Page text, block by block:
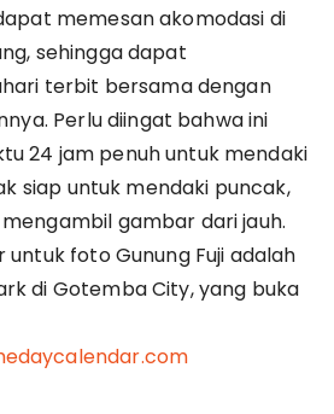
memesan akomodasi di
sehingga dapat
terbit bersama dengan
Perlu diingat bahwa ini
24 jam penuh untuk mendaki
siap untuk mendaki puncak,
gambar dari jauh.
foto Gunung Fuji adalah
di Gotemba City, yang buka